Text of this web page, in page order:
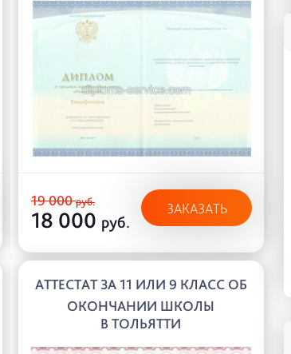
19 000руб.
18 000 руб.
ЗАКАЗАТЬ
АТТЕСТАТ ЗА 11 ИЛИ 9 КЛАСС ОБ
ОКОНЧАНИИ ШКОЛЫ
В ТОЛЬЯТТИ